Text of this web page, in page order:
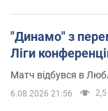
"Динамо" з
Ліги
Матч відбувся в
6.08.2026 21:56 2,5